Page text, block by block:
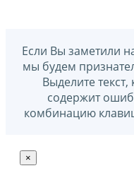
Если Вы заметили
мы будем
Выделите
содержит
комбинацию
×